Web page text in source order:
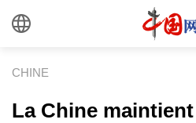
CHINE
La Chine